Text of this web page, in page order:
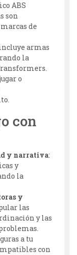
ABS
son
de
armas
la
o
con
y narrativa:
y
la
y
las
y las
a tu
con